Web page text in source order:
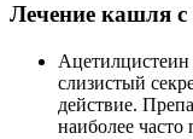
Лечение кашля
слизистый
действие.
наиболее часто